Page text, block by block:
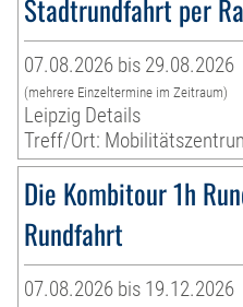
Stadtrundfahrt per
07.08.2026 bis 29.08.2026
(mehrere Einzeltermine im Zeitraum)
Leipzig Details
Treff/Ort:
Die Kombitour 1h
Rundfahrt
07.08.2026 bis 19.12.2026